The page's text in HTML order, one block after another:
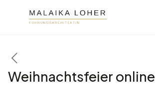
Weihnachtsfeier online